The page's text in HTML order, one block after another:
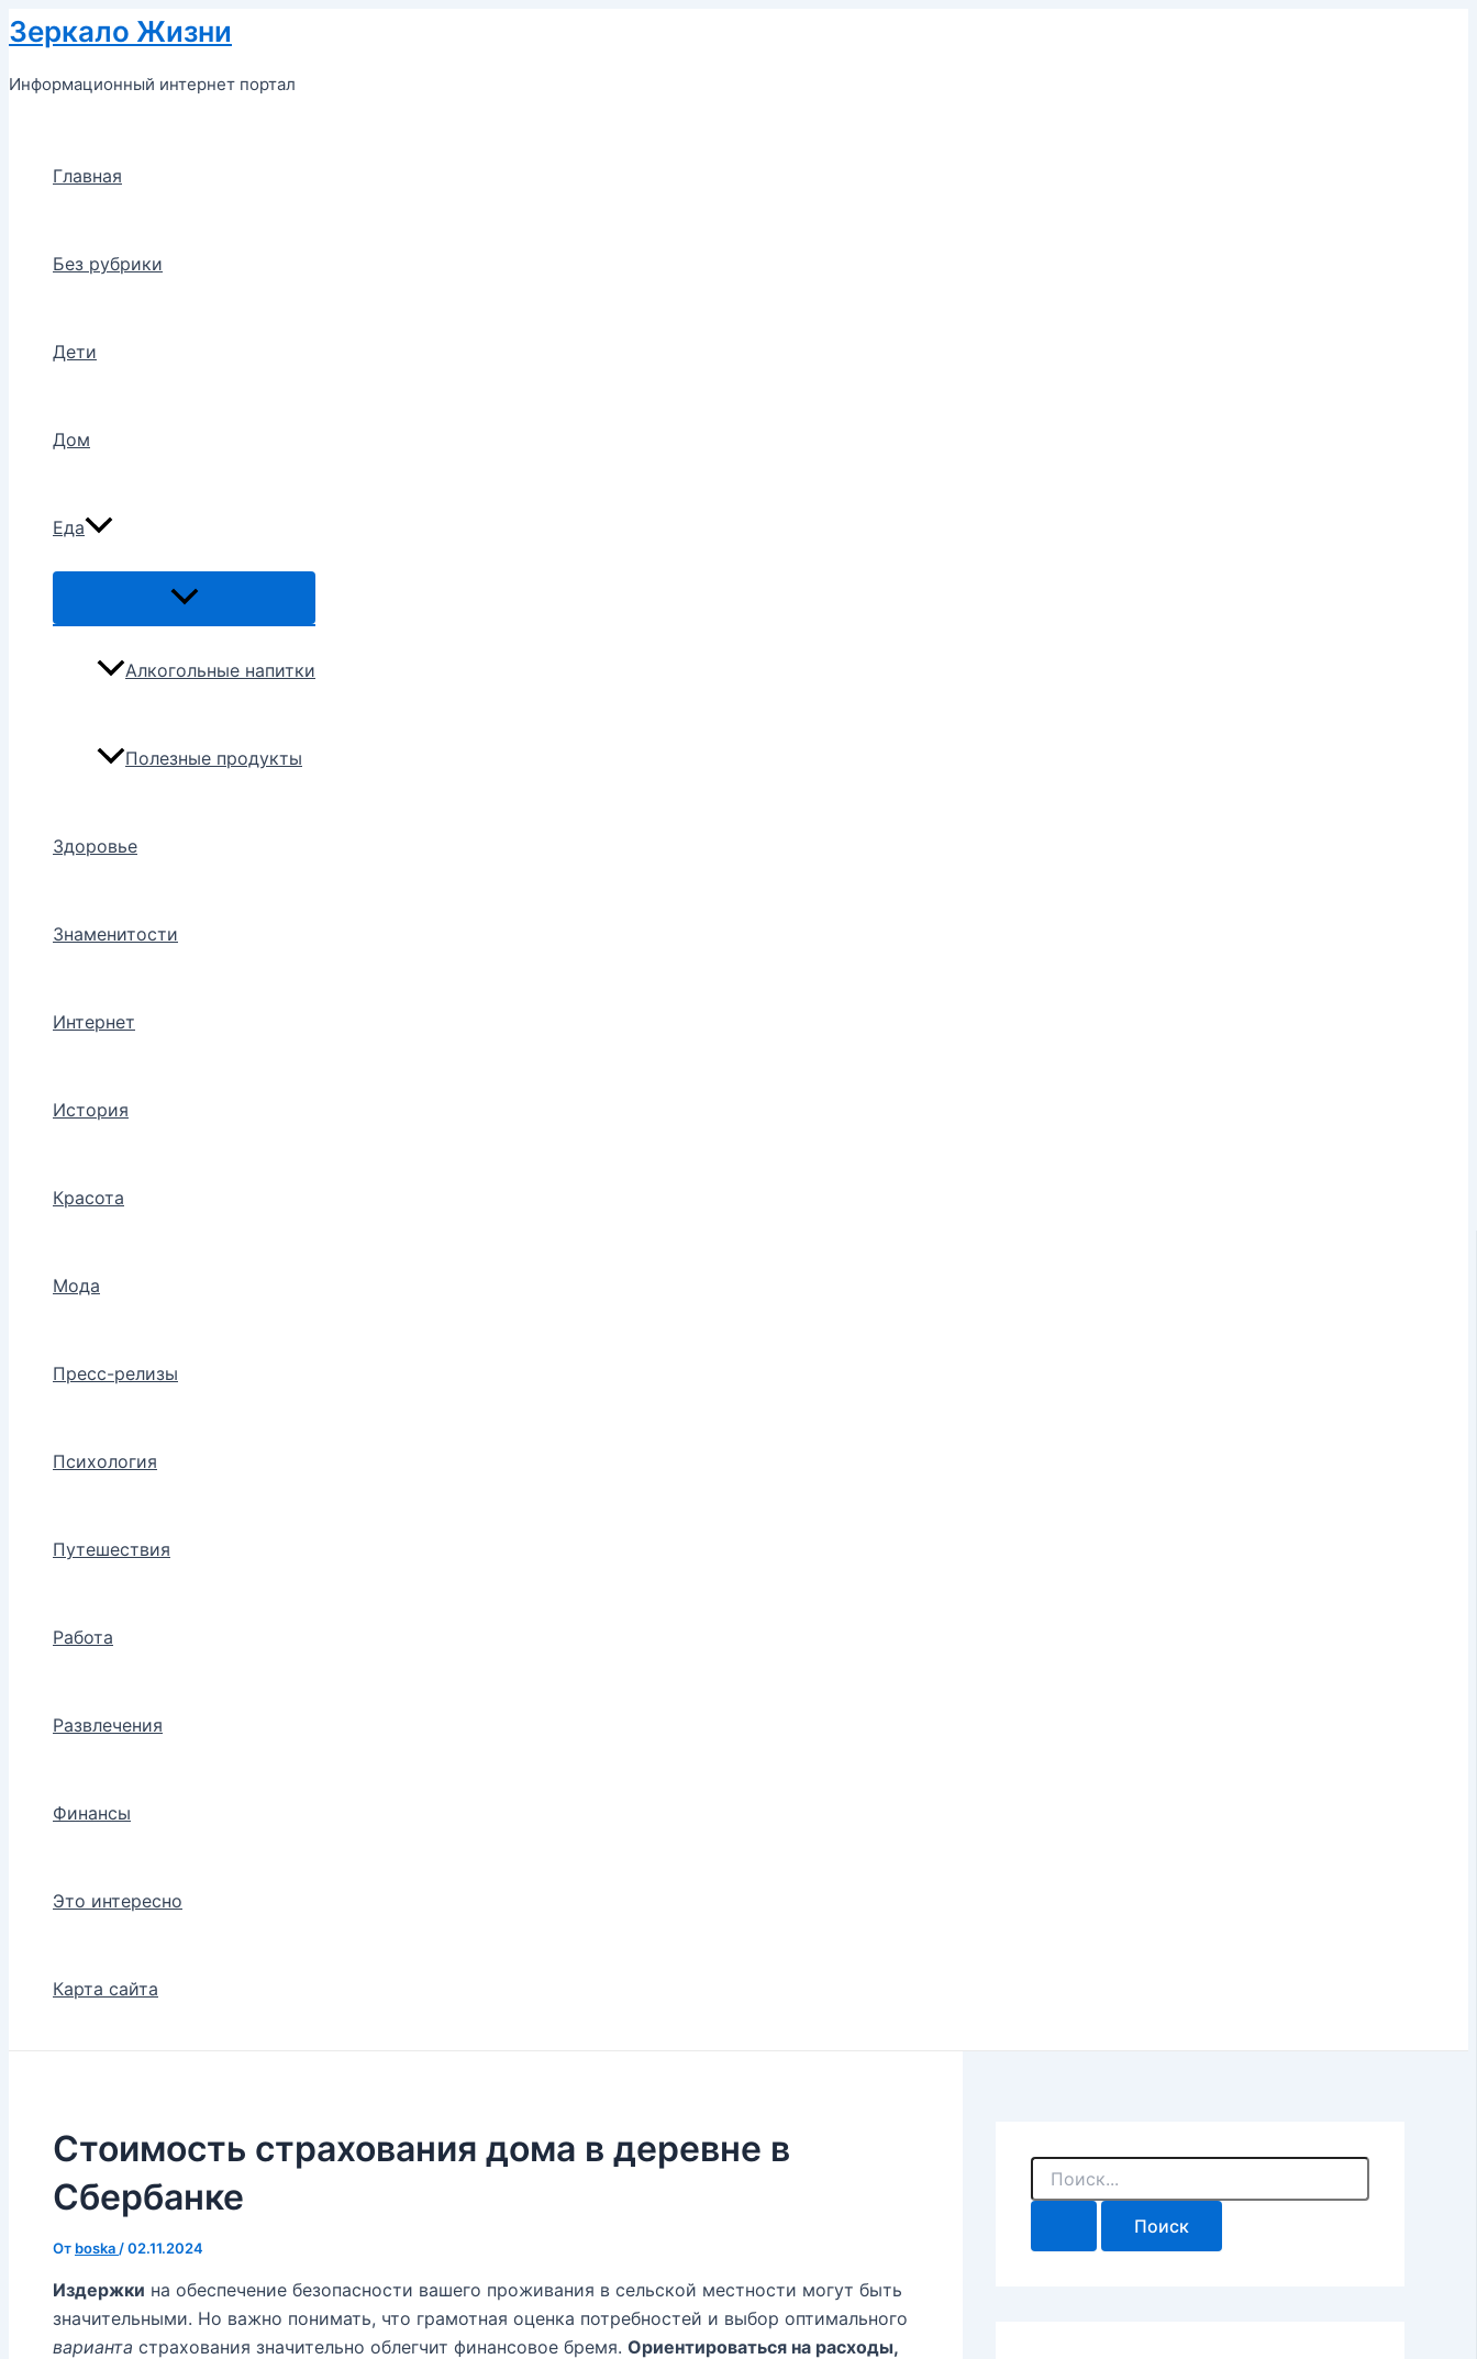
Перейти
к
содержимому
Зеркало Жизни
Информационный интернет портал
Главная
Без рубрики
Дети
Дом
Еда
Переключатель
Алкогольные напитки
Полезные продукты
Здоровье
Знаменитости
Интернет
История
Красота
Мода
Пресс-релизы
Психология
Путешествия
Работа
Развлечения
Финансы
Это интересно
Карта сайта
Стоимость страхования дома в деревне в
Сбербанке
От boska /02.11.2024
Издержки на обеспечение безопасности вашего проживания в сельской местности могут быть
значительными. Но важно понимать, что грамотная оценка потребностей и выбор оптимального
варианта страхования значительно облегчит финансовое бремя. Ориентироваться на расходы,
П
и
к